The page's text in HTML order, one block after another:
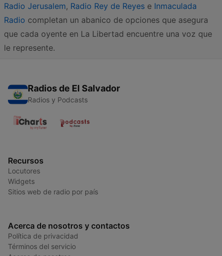
Radio Jerusalem, Radio Rey de Reyes e Inmaculada
Radio completan un abanico de opciones que asegura
que cada oyente en La Libertad encuentre una voz que
le represente.
Radios de El Salvador
Radios y Podcasts
Recursos
Locutores
Widgets
Sitios web de radio por país
Acerca de nosotros y contactos
Política de privacidad
Términos del servicio